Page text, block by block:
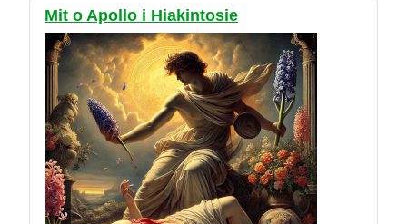
Mit o Apollo i Hiakintosie